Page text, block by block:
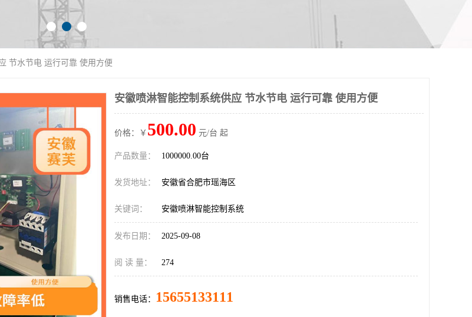
节水节电 运行可靠 使用方便
安徽喷淋智能控制系统供应 节水节电 运行可靠 使用方便
价格：￥ 500.00 元/台 起
产品数量： 1000000.00台
发货地址： 安徽省合肥市瑶海区
关键词： 安徽喷淋智能控制系统
发布日期： 2025-09-08
阅 读 量： 274
销售电话： 15655133111